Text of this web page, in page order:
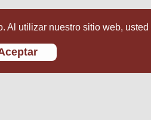
utilizar nuestro sitio web,